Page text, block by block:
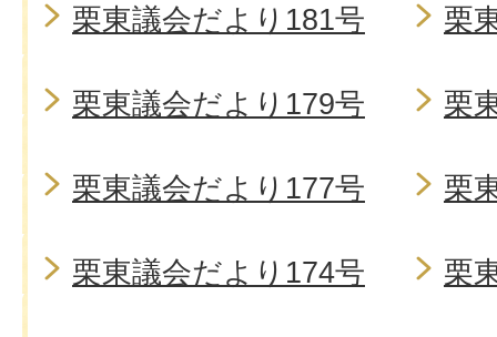
栗東議会だより181号 栗
栗東議会だより179号 栗
栗東議会だより177号 栗
栗東議会だより174号 栗